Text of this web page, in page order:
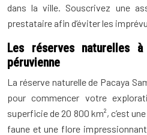
dans la ville. Souscrivez une
prestataire afin d’éviter les
Les réserves naturelles
péruvienne
La réserve naturelle de Pacaya
pour commencer votre
superficie de 20 800 km², c’est
faune et une flore